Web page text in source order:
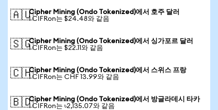
🇦🇺Cipher Mining (Ondo Tokenized)에서 호주 달러
1 CIFRon는 $24.48와 같음
🇸🇬Cipher Mining (Ondo Tokenized)에서 싱가포르 달러
1 CIFRon는 $22.11와 같음
🇨🇭Cipher Mining (Ondo Tokenized)에서 스위스 프랑
1 CIFRon는 CHF 13.99와 같음
🇧🇩Cipher Mining (Ondo Tokenized)에서 방글라데시 타카
1 CIFRon는 ৳2,135.07와 같음